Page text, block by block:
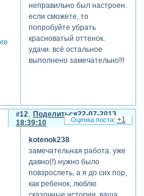
не нашла
красивых
крылышек для
них - все какие-
то безликие
попадаются
спасибо большое! вот вам
здоровье
Зарегистрируйтесь, чтобы
увидеть ссылки
вот исправленная
робота.так хорошо или
неправильно был настроен.
если сможете, то
попробуйте убрать
красноватый оттенок.
удачи. всё остальное
выполнено замечательно!!!
Поделиться
12
22-07-2013
18:39:10
kotenok238
замечательная работа. уже
давно(!) нужно было
повзрослеть, а я до сих пор,
как ребенок, люблю
+1